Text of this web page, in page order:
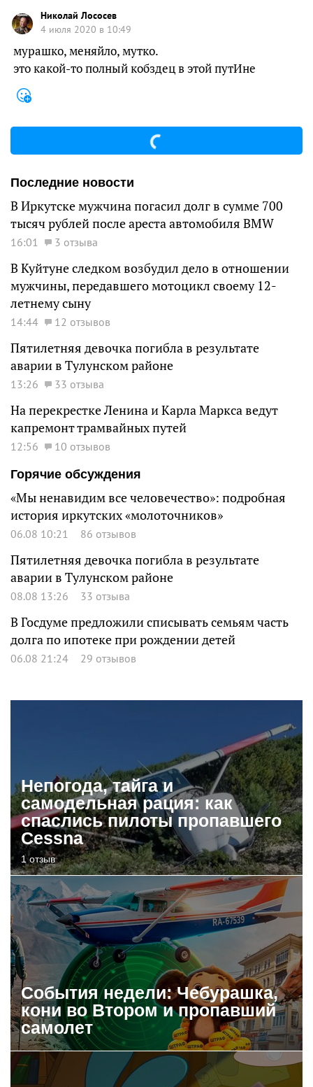
Николай Лососев
4 июля 2020 в 10:49
мурашко, меняйло, мутко.
это какой-то полный кобздец в этой путИне
Последние новости
В Иркутске мужчина погасил долг в сумме 700
тысяч рублей после ареста автомобиля BMW
16:01 3 отзыва
В Куйтуне следком возбудил дело в отношении
мужчины, передавшего мотоцикл своему 12-
летнему сыну
14:44 12 отзывов
Пятилетняя девочка погибла в результате
аварии в Тулунском районе
13:26 33 отзыва
На перекрестке Ленина и Карла Маркса ведут
капремонт трамвайных путей
12:56
10 отзывов
Горячие обсуждения
«Мы ненавидим все человечество»: подробная
история иркутских «молоточников»
06.08 10:21 86 отзывов
Пятилетняя девочка погибла в результате
аварии в Тулунском районе
08.08 13:26 33 отзыва
В Госдуме предложили списывать семьям часть
долга по ипотеке при рождении детей
06.08 21:24 29 отзывов
Непогода, тайга и
самодельная рация: как
спаслись пилоты пропавшего
Cessna
1 отзыв
События недели: Чебурашка,
кони во Втором и пропавший
самолет